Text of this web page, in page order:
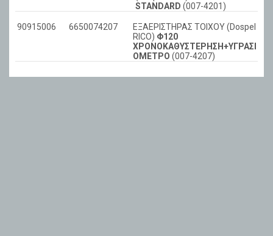
STANDARD (007-4201)
90915006 6650074207
ΕΞΑΕΡΙΣΤΗΡΑΣ ΤΟΙΧΟΥ (Dospel
RICO) Φ120
ΧΡΟΝΟΚΑΘΥΣΤΕΡΗΣΗ+ΥΓΡΑΣΙ
ΟΜΕΤΡΟ (007-4207)